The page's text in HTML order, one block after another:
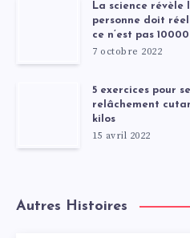
La science révèle
personne doit
ce n’est pas 10000
7 octobre 2022
5 exercices pour
relâchement
kilos
15 avril 2022
Autres Histoires